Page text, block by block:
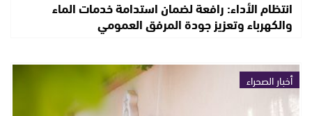
انتظام الأداء: رافعة لضمان استدامة خدمات الماء
والكهرباء وتعزيز جودة المرفق العمومي
أخبار الصحراء